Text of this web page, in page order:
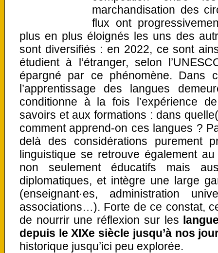
marchandisation des
flux ont
plus en plus éloignés les uns des
sont diversifiés : en 2022, ce sont
étudient à l’étranger, selon
épargné par ce phénomène. Dans
l’apprentissage des langues
conditionne à la fois l’expérience
savoirs et aux formations : dans
comment apprend-on ces langues ?
delà des considérations purement
linguistique se retrouve également
non seulement éducatifs mais
diplomatiques, et intègre une large
(enseignant·es, administration
associations…). Forte de ce constat,
de nourrir une réflexion sur les
depuis le XIXe siècle jusqu’à nos
historique jusqu’ici peu explorée.